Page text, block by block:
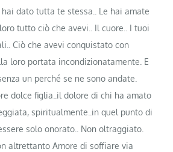
dato tutta te stessa.. Le hai amate
tutto ciò che avevi.. Il cuore.. I tuoi
Ciò che avevi conquistato con
loro portata incondizionatamente. E
un perché se ne sono andate.
dolce figlia..il dolore di chi ha amato
spiritualmente..in quel punto di
solo onorato.. Non oltraggiato.
altrettanto Amore di soffiare via